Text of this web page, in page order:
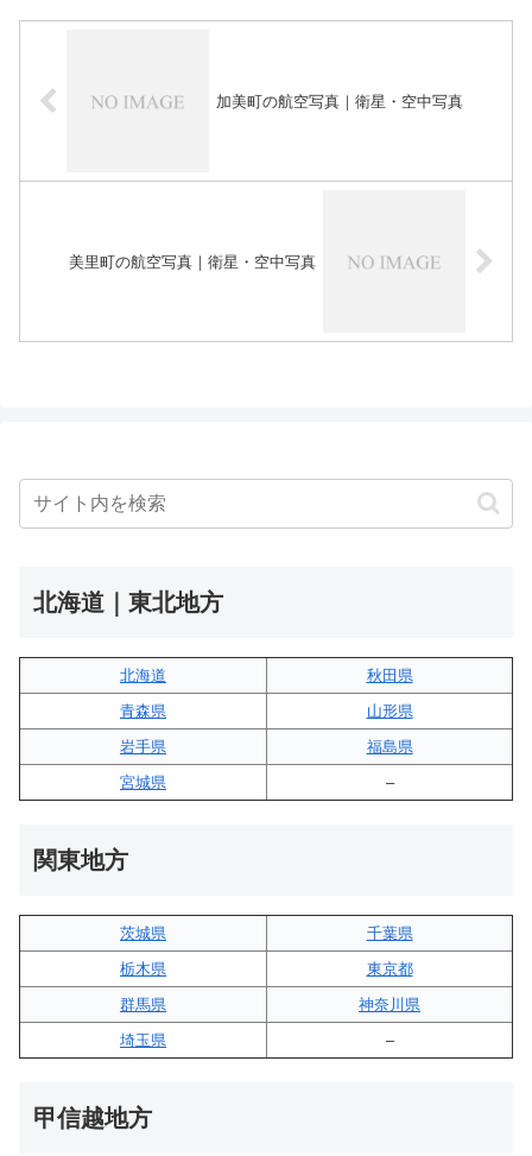
加美町の航空写真｜衛星・空中写真
美里町の航空写真｜衛星・空中写真
北海道｜東北地方
北海道
秋田県
青森県
山形県
岩手県
福島県
宮城県
–
関東地方
茨城県
千葉県
栃木県
東京都
群馬県
神奈川県
埼玉県
–
甲信越地方